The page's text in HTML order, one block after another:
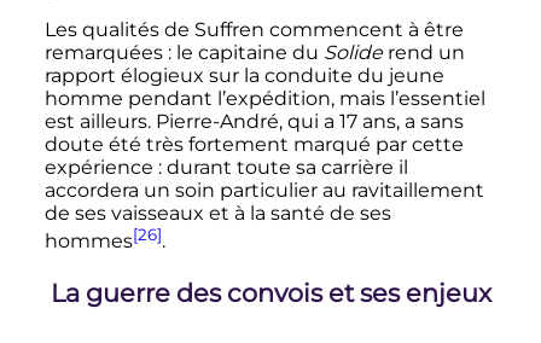
Les qualités de Suffren commencent à être
remarquées : le capitaine du Soliderend un
rapport élogieux sur la conduite du jeune
homme pendant l’expédition, mais l’essentiel
est ailleurs. Pierre-André, qui a 17 ans, a sans
doute été très fortement marqué par cette
expérience : durant toute sa carrière il
accordera un soin particulier au ravitaillement
de ses vaisseaux et à la santé de ses
hommes[26].
La guerre des convois et ses enjeux